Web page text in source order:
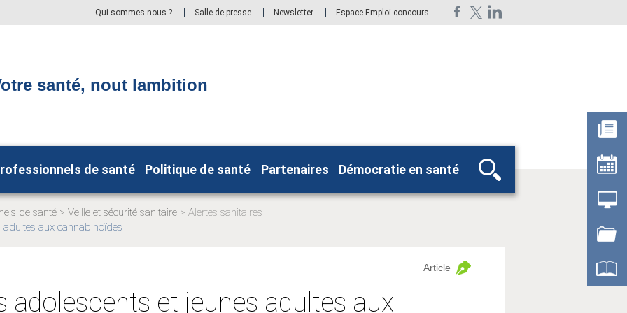
Qui sommes nous ? Salle de presse Newsletter Espace Emploi-concours
santé, nout lambition
de santé Politique de santé Partenaires Démocratie en santé
Rechercher
de santé
Page
Veille et sécurité sanitaire Alertes sanitaires
adultes aux cannabinoïdes
adolescents et jeunes adultes aux
Article